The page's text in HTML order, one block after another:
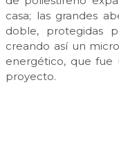
casa; las grandes
doble, protegidas
creando así un
energético, que fue
proyecto.